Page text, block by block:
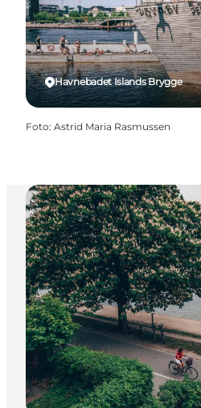
Havnebadet Islands Brygge
Foto: Astrid Maria Rasmussen